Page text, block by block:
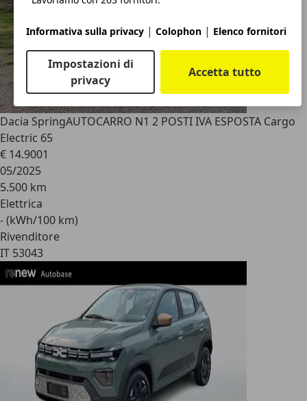
Informativa sulla privacy | Colophon | Elenco fornitori
Impostazioni di
privacy
Accetta tutto
Dacia SpringAUTOCARRO N1 2 POSTI IVA ESPOSTA Cargo
Electric 65
€ 14.9001
05/2025
5.500 km
Elettrica
- (kWh/100 km)
Rivenditore
IT 53043